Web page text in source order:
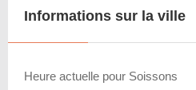
Informations sur la ville
Heure actuelle pour Soissons